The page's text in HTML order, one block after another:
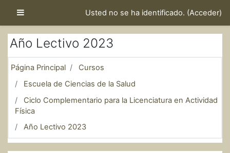
Usted no se ha identificado. (Acceder)
Año Lectivo 2023
Página Principal
Cursos
Escuela de Ciencias de la Salud
Ciclo Complementario para la Licenciatura en Actividad
Física
Año Lectivo 2023